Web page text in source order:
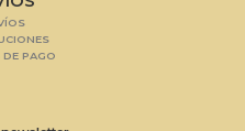
DE PAGO